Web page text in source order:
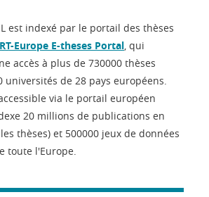
est indexé par le portail des thèses
Europe E-theses Portal, qui
accès à plus de 730000 thèses
universités de 28 pays européens.
via le portail européen
20 millions de publications en
thèses) et 500000 jeux de données
toute l'Europe.